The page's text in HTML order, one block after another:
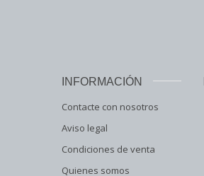
INFORMACIÓN
Contacte con nosotros
Aviso legal
Condiciones de venta
Quienes somos